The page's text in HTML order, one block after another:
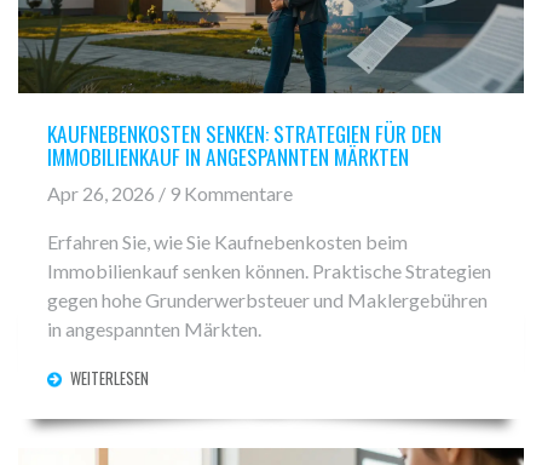
KAUFNEBENKOSTEN SENKEN: STRATEGIEN FÜR DEN
IMMOBILIENKAUF IN ANGESPANNTEN MÄRKTEN
Apr 26, 2026 / 9 Kommentare
Erfahren Sie, wie Sie Kaufnebenkosten beim
Immobilienkauf senken können. Praktische Strategien
gegen hohe Grunderwerbsteuer und Maklergebühren
in angespannten Märkten.
WEITERLESEN